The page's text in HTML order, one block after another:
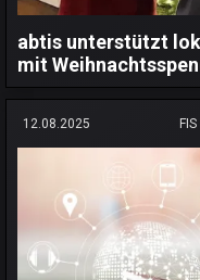
abtis unterstützt
mit
12.08.2025